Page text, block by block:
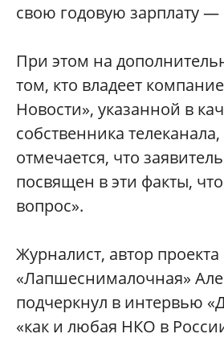
свою годовую зарплату —
При этом на
том, кто владеет
Новости», указанной в
собственника
отмечается, что
посвящен в эти факты,
вопрос».
Журналист, автор проекта
«Лапшеснималочная»
подчеркнул в интервью
«как и любая НКО в